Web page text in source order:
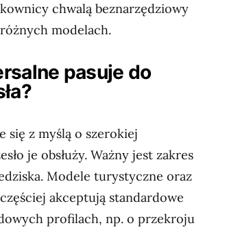
chwalą beznarzędziowy
modelach.
pasuje do
się z myślą o szerokiej
je obsłuży. Ważny jest zakres
Modele turystyczne oraz
akceptują standardowe
profilach, np. o przekroju